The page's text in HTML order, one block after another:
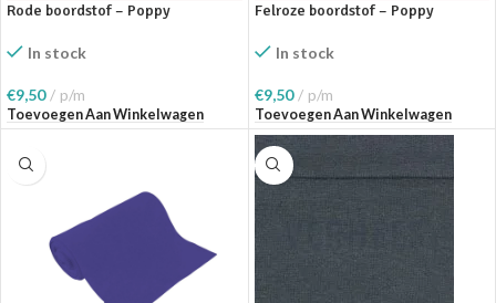
Rode boordstof – Poppy
In stock
€9,50 p/m
Toevoegen Aan Winkelwagen
Felroze boordstof – Poppy
In stock
€9,50 p/m
Toevoegen Aan Winkelwagen